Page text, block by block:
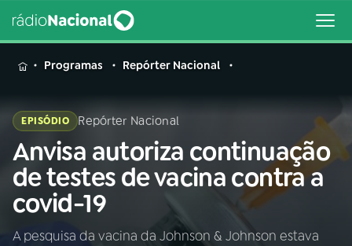
MENU
Buscar
na
Rádio
Nacional
Buscar
AO VIVO
Programas Repórter Nacional
EPISÓDIO Repórter Nacional
Anvisa autoriza continuação
de testes de vacina contra a
covid-19
A pesquisa da vacina da Johnson & Johnson estava